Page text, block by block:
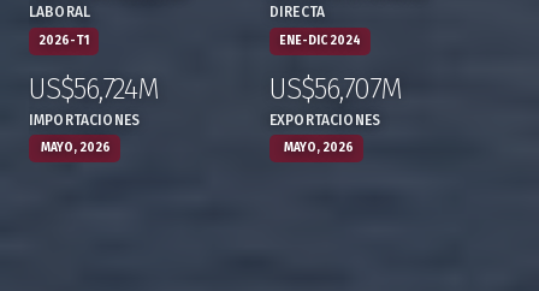
2026-T1
LABORAL
ENE-DIC 2024
DIRECTA
MAYO, 2026
:US$56,724M
IMPORTACIONES
MAYO, 2026
:US$56,707M
EXPORTACIONES